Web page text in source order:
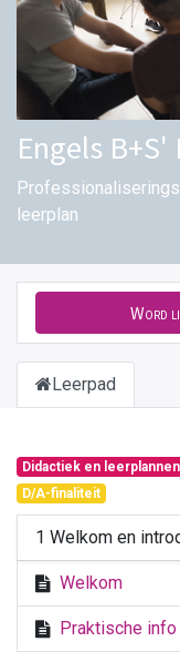
Engels
leerplan
Word
Leerpad
Didactiek en leerplannen
D/A-finaliteit
1 Welkom en
Welkom
Praktische info